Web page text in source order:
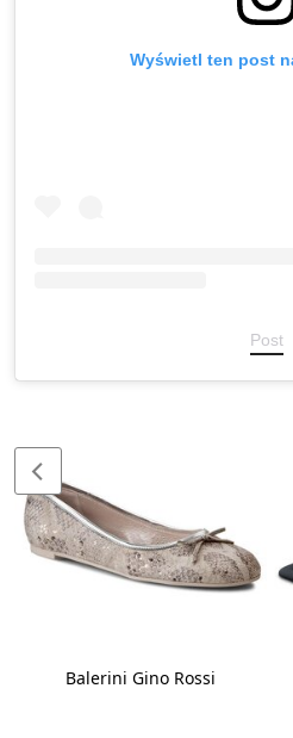
Wyświetl ten post
Post
Balerini Gino Rossi